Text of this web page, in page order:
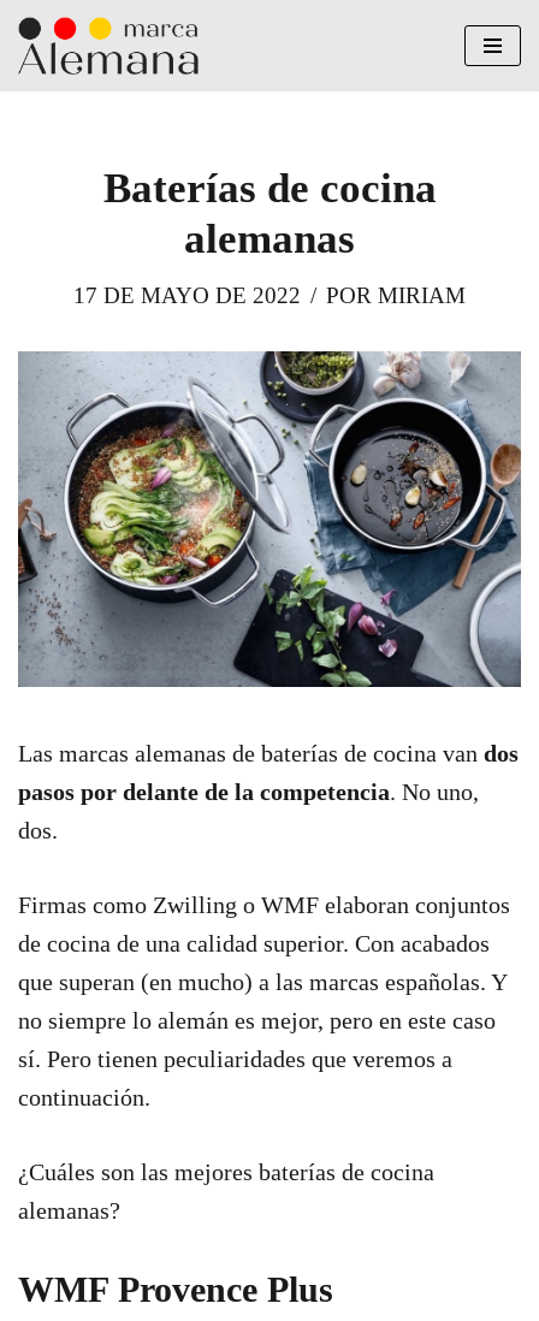
Saltar
Baterías de cocina
alemanas
17 DE MAYO DE 2022 POR MIRIAM
Las marcas alemanas de baterías de cocina van dos
pasos por delante de la competencia. No uno,
dos.
Firmas como Zwilling o WMF elaboran conjuntos
de cocina de una calidad superior. Con acabados
que superan (en mucho) a las marcas españolas. Y
no siempre lo alemán es mejor, pero en este caso
sí. Pero tienen peculiaridades que veremos a
continuación.
¿Cuáles son las mejores baterías de cocina
alemanas?
WMF Provence Plus